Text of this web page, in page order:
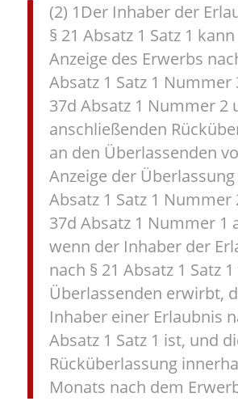
(2) 1Der Inhaber der
§ 21 Absatz 1 Satz 1
Anzeige des Erwerbs
Absatz 1 Satz 1 Nummer
37d Absatz 1 Nummer 2
anschließenden
an den Überlassenden
Anzeige der Überlassung
Absatz 1 Satz 1 Nummer
37d Absatz 1 Nummer 1
wenn der Inhaber der
nach § 21 Absatz 1 Satz
Überlassenden erwirbt,
Inhaber einer Erlaubnis
Absatz 1 Satz 1 ist, und
Rücküberlassung
Monats nach dem